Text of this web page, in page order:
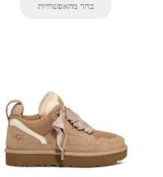
בחר מהאפשרויות